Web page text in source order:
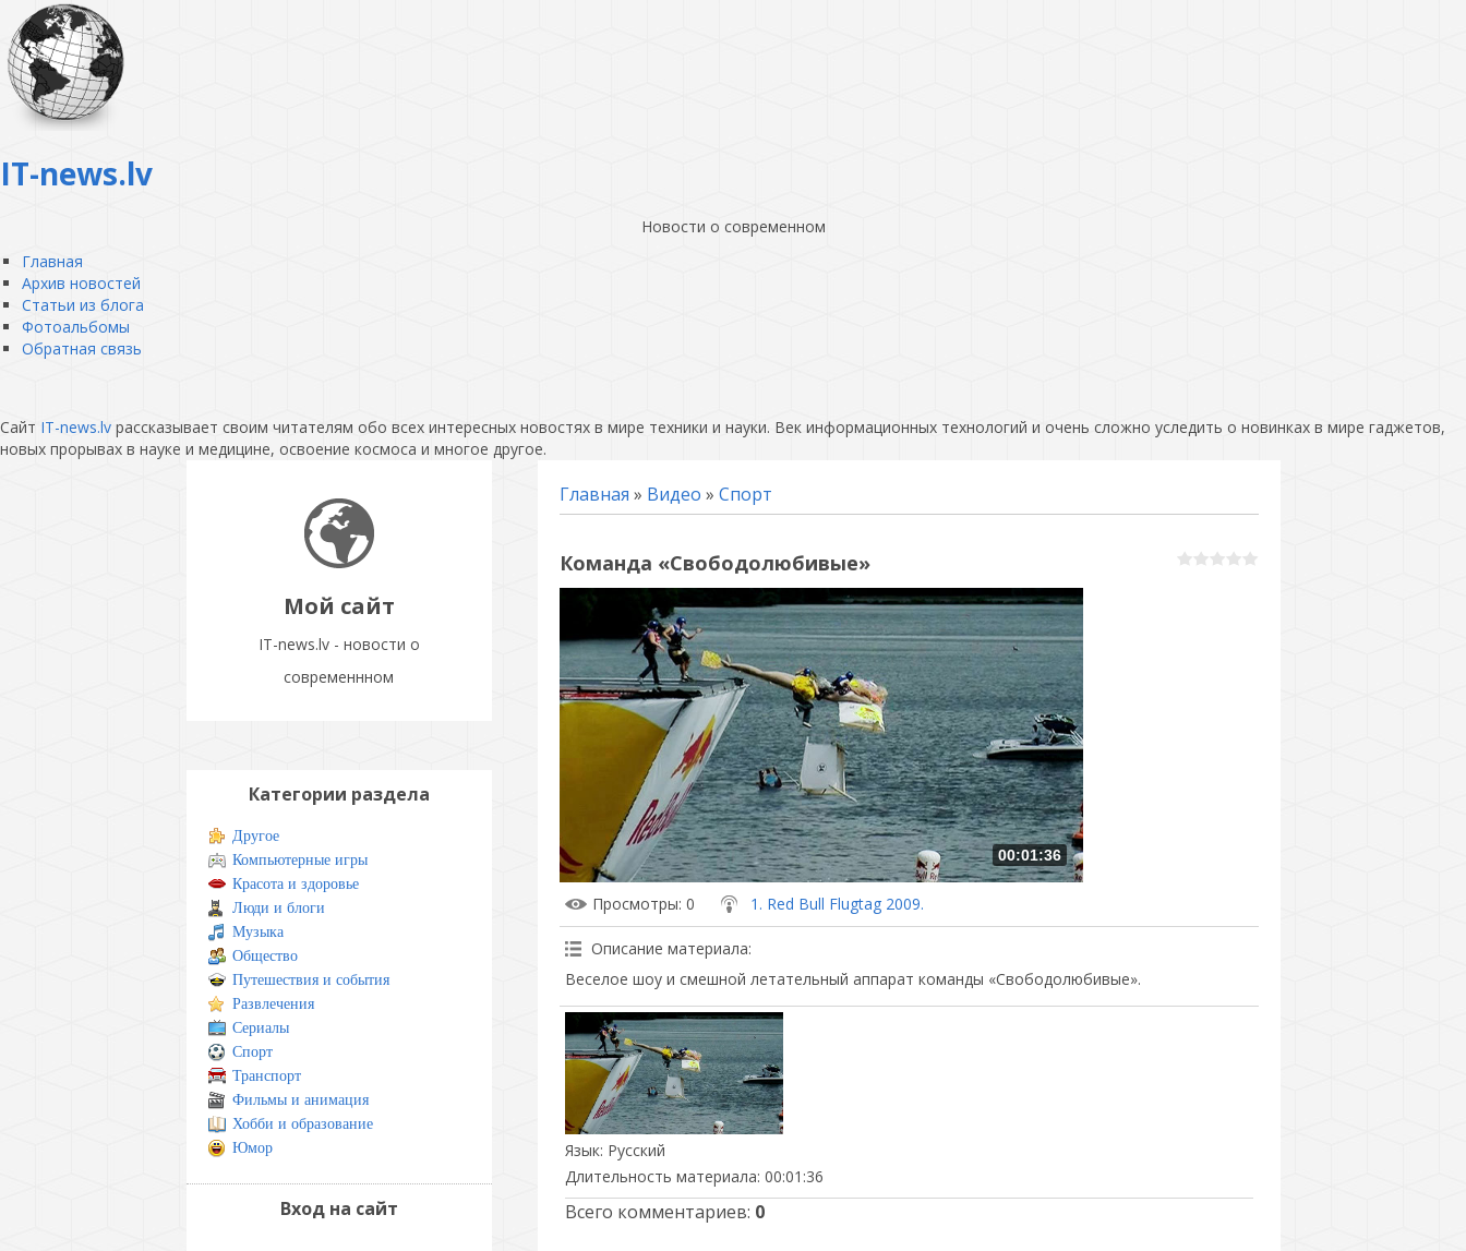
IT-news.lv
Новости о современном
Главная
Архив новостей
Статьи из блога
Фотоальбомы
Обратная связь
Сайт IT-news.lv рассказывает своим читателям обо всех интересных новостях в мире техники и науки. Век информационных технологий и очень сложно уследить о новинках в мире гаджетов,
новых прорывах в науке и медицине, освоение космоса и многое другое.
Мой сайт
IT-news.lv - новости о
современнном
Главная » Видео » Спорт
Команда «Свободолюбивые»
00:01:36
Просмотры: 0 1. Red Bull Flugtag 2009.
Описание материала:
Веселое шоу и смешной летательный аппарат команды «Свободолюбивые».
Язык: Русский
Длительность материала: 00:01:36
Всего комментариев: 0
Категории раздела
Другое
Компьютерные игры
Красота и здоровье
Люди и блоги
Музыка
Общество
Путешествия и события
Развлечения
Сериалы
Спорт
Транспорт
Фильмы и анимация
Хобби и образование
Юмор
Вход на сайт